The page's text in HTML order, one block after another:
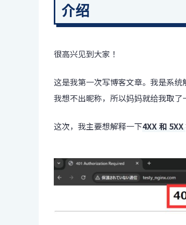
介绍
很高兴见到大家！
这是我第一次写博客文章。我是系统
我想不出昵称，所以妈妈就给我取了
这次，我主要想解释一下4XX 和 5XX